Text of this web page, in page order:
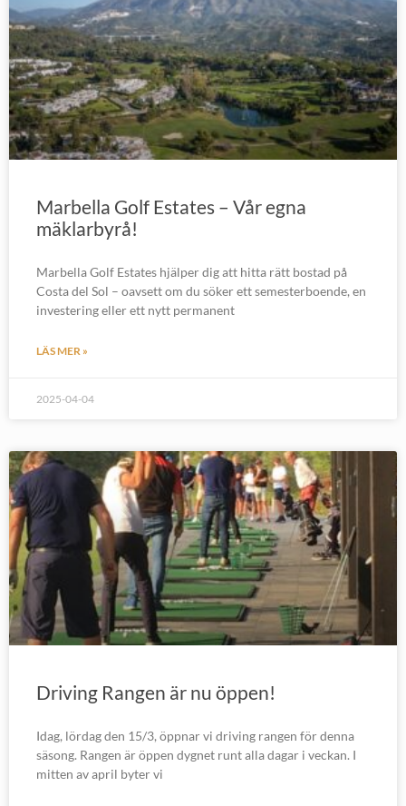
Marbella Golf Estates – Vår egna
mäklarbyrå!
Marbella Golf Estates hjälper dig att hitta rätt bostad på
Costa del Sol – oavsett om du söker ett semesterboende, en
investering eller ett nytt permanent
LÄS MER »
2025-04-04
Driving Rangen är nu öppen!
Idag, lördag den 15/3, öppnar vi driving rangen för denna
säsong. Rangen är öppen dygnet runt alla dagar i veckan. I
mitten av april byter vi